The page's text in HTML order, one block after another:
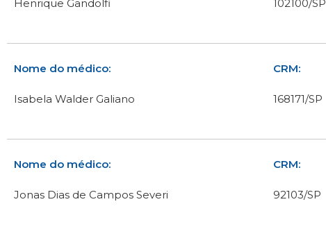
Henrique Gandolfi 102100/SP
Nome do médico:
Isabela Walder Galiano
CRM:
168171/SP
Nome do médico:
Jonas Dias de Campos Severi
CRM:
92103/SP